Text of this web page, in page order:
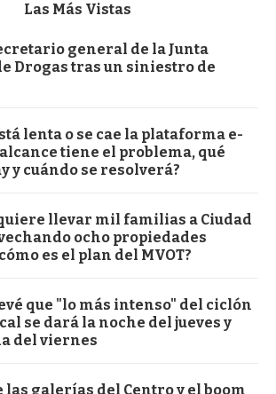
Las Más Vistas
general de la Junta
Drogas tras un siniestro de
lenta o se cae la plataforma e-
alcance tiene el problema, qué
y cuándo se resolverá?
llevar mil familias a Ciudad
ocho propiedades
es el plan del MVOT?
que "lo más intenso" del ciclón
se dará la noche del jueves y
del viernes
las galerías del Centro y el boom